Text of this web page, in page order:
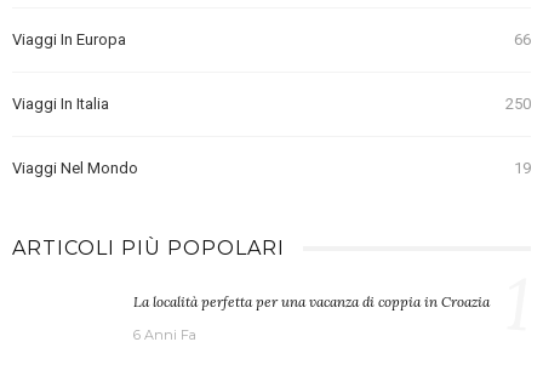
Viaggi In Europa 66
Viaggi In Italia 250
Viaggi Nel Mondo 19
ARTICOLI PIÙ POPOLARI
La località perfetta per una vacanza di coppia in Croazia
6 Anni Fa